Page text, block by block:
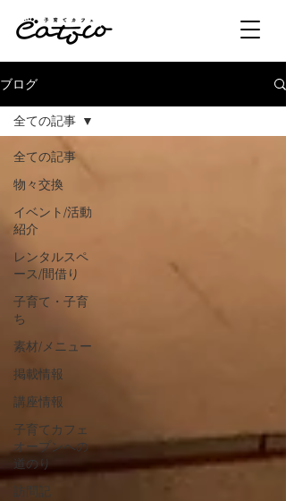
ブログ
全ての記事
物々交換
イベント/活動
紹介
レンタルスペ
ース/間借り
子育て・子育
ち
素材/メニュー
掲載情報
講座情報
子育てカフェ
オープンへの
道のり
訪問記
全ての記事